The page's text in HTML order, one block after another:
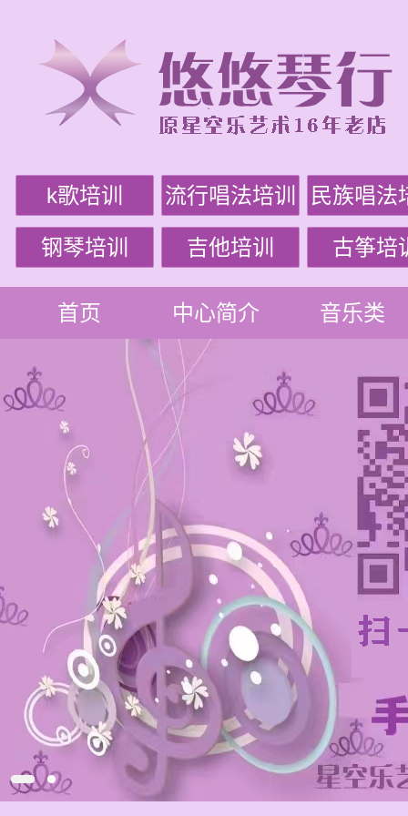
k歌培训 流行唱法培训 民族唱法
钢琴培训 吉他培训 古筝培
首页 中心简介 音乐类